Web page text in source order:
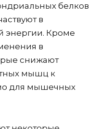
белков
в
энергии. Кроме
в
снижают
мышц к
для мышечных